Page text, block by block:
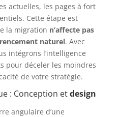
actuelles, les pages à fort
Cette étape est
la migration n’affecte pas
naturel. Avec
intégrons l’intelligence
pour déceler les moindres
de votre stratégie.
: Conception etdesign
angulaire d’une